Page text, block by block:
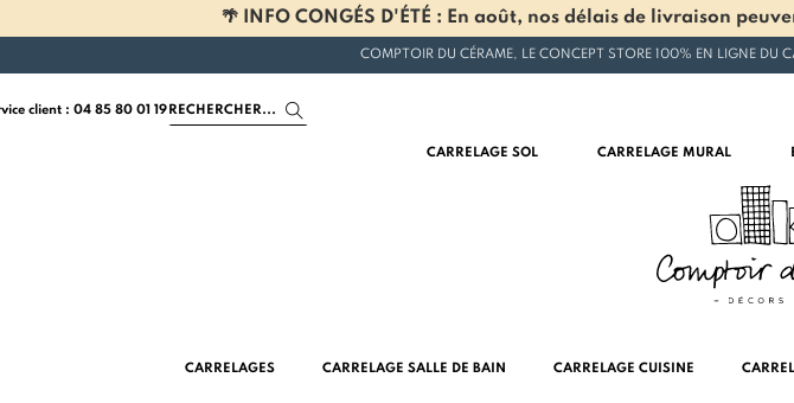
🌴 INFO CONGÉS D'ÉTÉ : En août, nos délais de livraison
COMPTOIR DU CÉRAME, LE CONCEPT STORE 100% EN LIGNE DU
client : 04 85 80 01 19
CARRELAGE SOL CARRELAGE MURAL
CARRELAGES CARRELAGE SALLE DE BAIN CARRELAGE CUISINE